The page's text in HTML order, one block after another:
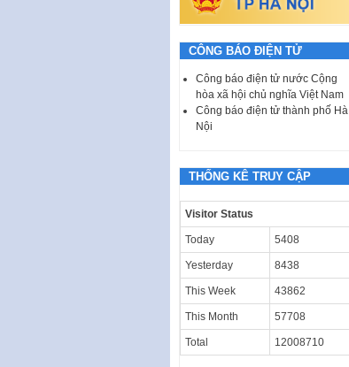
CÔNG BÁO ĐIỆN TỬ
Công báo điện tử nước Cộng
hòa xã hội chủ nghĩa Việt Nam
Công báo điện tử thành phố Hà
Nội
THỐNG KÊ TRUY CẬP
Visitor Status
Today 5408
Yesterday 8438
This Week 43862
This Month 57708
Total 12008710